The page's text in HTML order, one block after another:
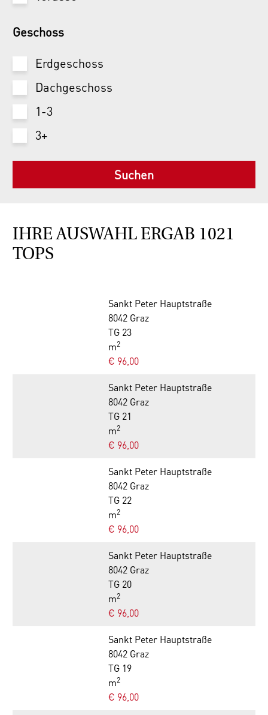
Geschoss
Erdgeschoss
Dachgeschoss
1-3
3+
IHRE AUSWAHL ERGAB 1021
TOPS
Sankt Peter Hauptstraße
8042 Graz
TG 23
m2
€ 96,00
Sankt Peter Hauptstraße
8042 Graz
TG 21
m2
€ 96,00
Sankt Peter Hauptstraße
8042 Graz
TG 22
m2
€ 96,00
Sankt Peter Hauptstraße
8042 Graz
TG 20
m2
€ 96,00
Sankt Peter Hauptstraße
8042 Graz
TG 19
m2
€ 96,00